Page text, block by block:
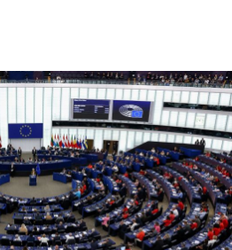
ΣΥΝΔΕΣΗ
Απόψεις
Αρθρογραφία
The Hill